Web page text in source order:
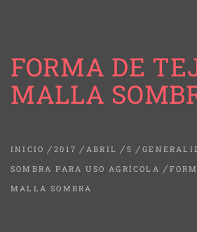
FORMA DE
MALLA
INICIO 2017 ABRIL 5
SOMBRA PARA USO AGRÍCOLA
MALLA SOMBRA